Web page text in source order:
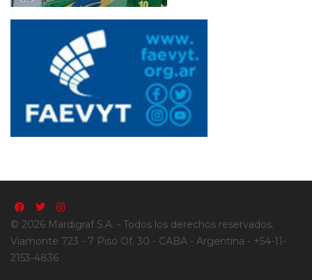
© 2026 Mardigraf S.A. - Todos los derechos reservados.
Viamonte 723 - 7 Piso Of. 30 - CABA - Argentina - +54-11-
2153-4836